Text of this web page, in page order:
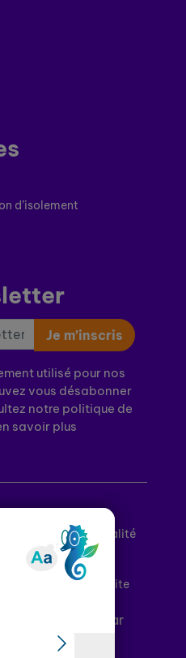
d’isolement
Je m’inscris
utilisé pour nos
vous désabonner
notre politique de
savoir plus
de confidentialité
d’utilisation
Plan du site
en France par